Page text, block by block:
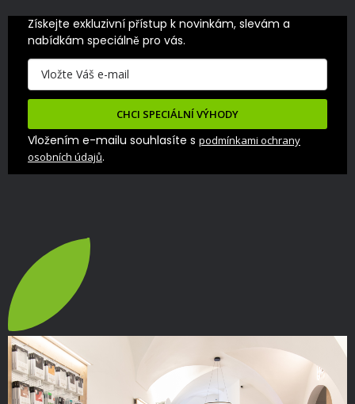
Získejte exkluzivní přístup k novinkám, slevám a
nabídkám speciálně pro vás.
CHCI SPECIÁLNÍ VÝHODY
Vložením e-mailu souhlasíte s podmínkami ochrany
osobních údajů.